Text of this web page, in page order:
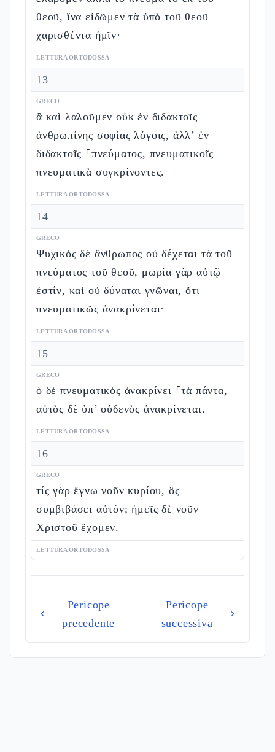
θεοῦ, ἵνα εἰδῶμεν τὰ ὑπὸ τοῦ θεοῦ
χαρισθέντα ἡμῖν·
LETTURA ORTODOSSA
13
GRECO
ἃ καὶ λαλοῦμεν οὐκ ἐν διδακτοῖς
ἀνθρωπίνης σοφίας λόγοις, ἀλλ’ ἐν
διδακτοῖς ⸀πνεύματος, πνευματικοῖς
πνευματικὰ συγκρίνοντες.
LETTURA ORTODOSSA
14
GRECO
Ψυχικὸς δὲ ἄνθρωπος οὐ δέχεται τὰ τοῦ
πνεύματος τοῦ θεοῦ, μωρία γὰρ αὐτῷ
ἐστίν, καὶ οὐ δύναται γνῶναι, ὅτι
πνευματικῶς ἀνακρίνεται·
LETTURA ORTODOSSA
15
GRECO
ὁ δὲ πνευματικὸς ἀνακρίνει ⸀τὰ πάντα,
αὐτὸς δὲ ὑπ’ οὐδενὸς ἀνακρίνεται.
LETTURA ORTODOSSA
16
GRECO
τίς γὰρ ἔγνω νοῦν κυρίου, ὃς
συμβιβάσει αὐτόν; ἡμεῖς δὲ νοῦν
Χριστοῦ ἔχομεν.
LETTURA ORTODOSSA
Pericope
precedente
Pericope
successiva